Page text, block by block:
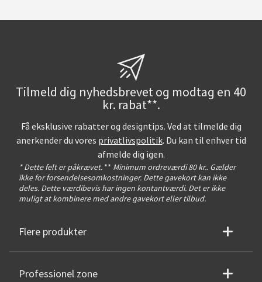
Tilmeld dig nyhedsbrevet og modtag en 40
kr. rabat**.
Få eksklusive rabatter og designtips. Ved at tilmelde dig
anerkender du vores privatlivspolitik. Du kan til enhver tid
afmelde dig igen.
* Dette felt er påkrævet. ** Minimum ordreværdi 80 kr.. Gælder
ikke for forsendelsesomkostninger. Dette gavekort kan ikke
deles. Dette værdibevis har ingen kontantværdi. Det er ikke
muligt at kombinere med andre gavekort eller tilbud.
Flere produkter
Professionel zone